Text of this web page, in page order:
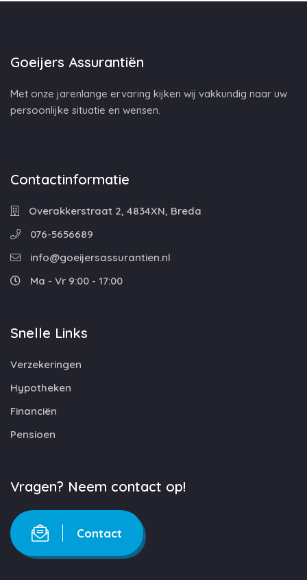
Goeijers Assurantiën
Met onze jarenlange ervaring kijken wij vakkundig naar uw
persoonlijke situatie en wensen.
Contactinformatie
Overakkerstraat 2, 4834XN, Breda
076-5656689
info@goeijersassurantien.nl
Ma - Vr 9:00 - 17:00
Snelle Links
Verzekeringen
Hypotheken
Financiën
Pensioen
Vragen? Neem contact op!
Contact